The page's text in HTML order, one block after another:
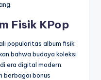
Fisik KPop
popularitas album fisik
bahwa budaya koleksi
era digital modern.
berbagai bonus